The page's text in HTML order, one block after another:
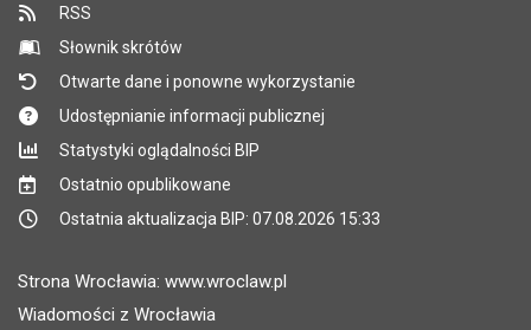
RSS
Słownik skrótów
Otwarte dane i ponowne wykorzystanie
Udostępnianie informacji publicznej
Statystyki oglądalności BIP
Ostatnio opublikowane
Ostatnia aktualizacja BIP: 07.08.2026 15:33
Strona Wrocławia: www.wroclaw.pl
Wiadomości z Wrocławia